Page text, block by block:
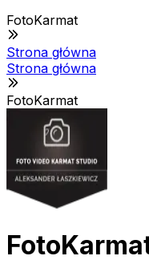
FotoKarmat
Strona główna
Strona główna
FotoKarmat